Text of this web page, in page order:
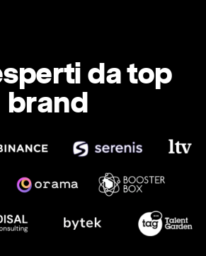
da top
brand